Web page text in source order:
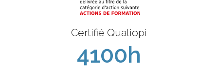
Certifié Qualiopi
4100h